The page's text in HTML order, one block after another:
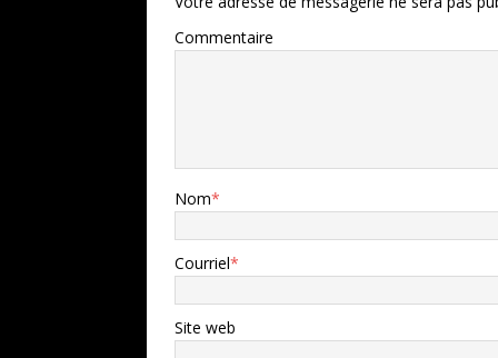
Commentaire
Nom*
Courriel*
Site web